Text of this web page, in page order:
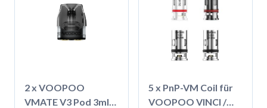
2 x VOOPOO
VMATE V3 Pod 3ml
5 x PnP-VM Coil für
VOOPOO VINCI /